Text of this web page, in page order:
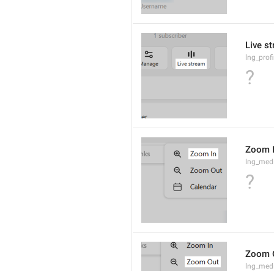
Live
?
Zoom
?
Zoom